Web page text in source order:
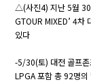
△(사진4) 지난 5월 30
GTOUR MIXED’ 4차
있다
-5/30(토) 대전 골프
LPGA 포함 총 92명의